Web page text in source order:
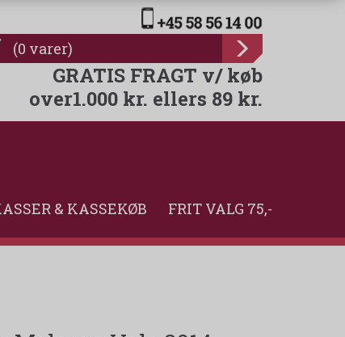
(0 varer)
GRATIS FRAGT v/ køb
over1.000 kr. ellers 89 kr.
& KASSEKØB FRIT VALG 75,-